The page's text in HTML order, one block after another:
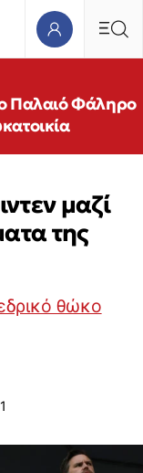
Παλαιό Φάληρο
μαζί
της
θώκο